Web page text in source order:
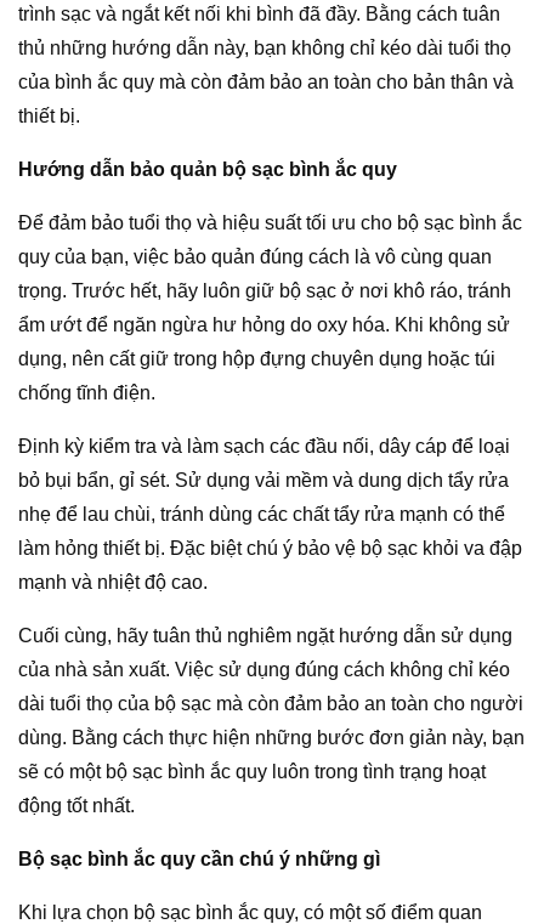
trình sạc và ngắt kết nối khi bình đã đầy. Bằng cách tuân
thủ những hướng dẫn này, bạn không chỉ kéo dài tuổi thọ
của bình ắc quy mà còn đảm bảo an toàn cho bản thân và
thiết bị.
Hướng dẫn bảo quản bộ sạc bình ắc quy
Để đảm bảo tuổi thọ và hiệu suất tối ưu cho bộ sạc bình ắc
quy của bạn, việc bảo quản đúng cách là vô cùng quan
trọng. Trước hết, hãy luôn giữ bộ sạc ở nơi khô ráo, tránh
ẩm ướt để ngăn ngừa hư hỏng do oxy hóa. Khi không sử
dụng, nên cất giữ trong hộp đựng chuyên dụng hoặc túi
chống tĩnh điện.
Định kỳ kiểm tra và làm sạch các đầu nối, dây cáp để loại
bỏ bụi bẩn, gỉ sét. Sử dụng vải mềm và dung dịch tẩy rửa
nhẹ để lau chùi, tránh dùng các chất tẩy rửa mạnh có thể
làm hỏng thiết bị. Đặc biệt chú ý bảo vệ bộ sạc khỏi va đập
mạnh và nhiệt độ cao.
Cuối cùng, hãy tuân thủ nghiêm ngặt hướng dẫn sử dụng
của nhà sản xuất. Việc sử dụng đúng cách không chỉ kéo
dài tuổi thọ của bộ sạc mà còn đảm bảo an toàn cho người
dùng. Bằng cách thực hiện những bước đơn giản này, bạn
sẽ có một bộ sạc bình ắc quy luôn trong tình trạng hoạt
động tốt nhất.
Bộ sạc bình ắc quy cần chú ý những gì
Khi lựa chọn bộ sạc bình ắc quy, có một số điểm quan